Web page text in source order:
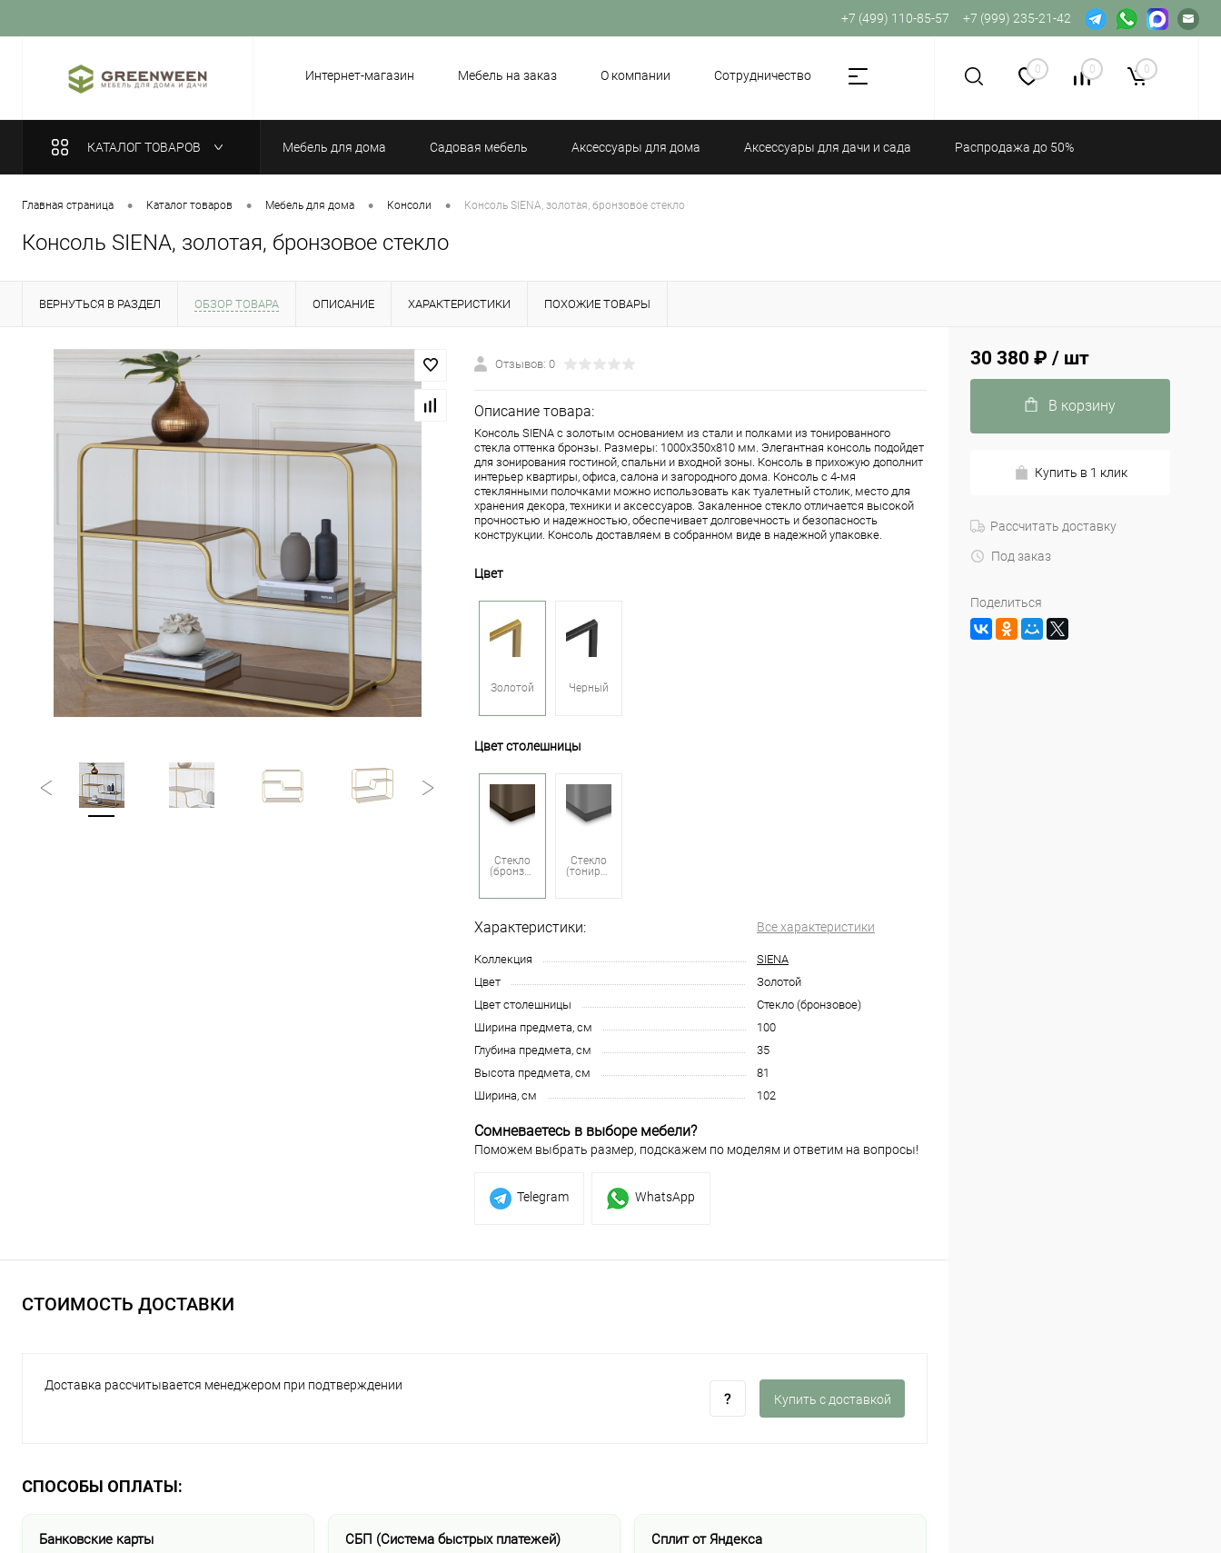
+7 (499) 110-85-57 +7 (999) 235-21-42
Интернет-магазин
Мебель на заказ О компании Сотрудничество 0 0 0
КАТАЛОГ ТОВАРОВ Мебель для дома Садовая мебель Аксессуары для дома Аксессуары для дачи и сада Распродажа до 50%
Главная страница • Каталог товаров • Мебель для дома • Консоли • Консоль SIENA, золотая, бронзовое стекло
Консоль SIENA, золотая, бронзовое стекло
ВЕРНУТЬСЯ В РАЗДЕЛ ОБЗОР ТОВАРА ОПИСАНИЕ ХАРАКТЕРИСТИКИ ПОХОЖИЕ ТОВАРЫ
Отзывов: 0
Описание товара:
Консоль SIENA с золотым основанием из стали и полками из тонированного
стекла оттенка бронзы. Размеры: 1000х350х810 мм. Элегантная консоль подойдет
для зонирования гостиной, спальни и входной зоны. Консоль в прихожую дополнит
интерьер квартиры, офиса, салона и загородного дома. Консоль с 4-мя
стеклянными полочками можно использовать как туалетный столик, место для
хранения декора, техники и аксессуаров. Закаленное стекло отличается высокой
прочностью и надежностью, обеспечивает долговечность и безопасность
конструкции. Консоль доставляем в собранном виде в надежной упаковке.
Цвет
Золотой Черный
Цвет столешницы
Стекло
(бронзовое)
Стекло
(тонированное)
Характеристики: Все характеристики
Коллекция
SIENA
Цвет
Золотой
Цвет столешницы
Стекло (бронзовое)
Ширина предмета, см
100
Глубина предмета, см
35
Высота предмета, см
81
Ширина, см
102
Сомневаетесь в выборе мебели?
Поможем выбрать размер, подскажем по моделям и ответим на вопросы!
Telegram WhatsApp
СТОИМОСТЬ ДОСТАВКИ
Доставка рассчитывается менеджером при подтверждении
Купить c доставкой
СПОСОБЫ ОПЛАТЫ:
Банковские карты СБП (Система быстрых платежей) Сплит от Яндекса
30 380 ₽ / шт
В корзину
Купить в 1 клик
Рассчитать доставку
Под заказ
Поделиться